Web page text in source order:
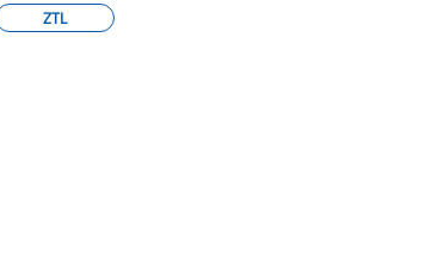
ZTL